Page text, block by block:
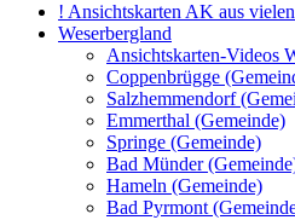
! Ansichtskarten AK aus
Weserbergland
Ansichtskarten-Videos
Coppenbrügge
Salzhemmendorf
Emmerthal (Gemeinde)
Springe (Gemeinde)
Bad Münder
Hameln (Gemeinde)
Bad Pyrmont